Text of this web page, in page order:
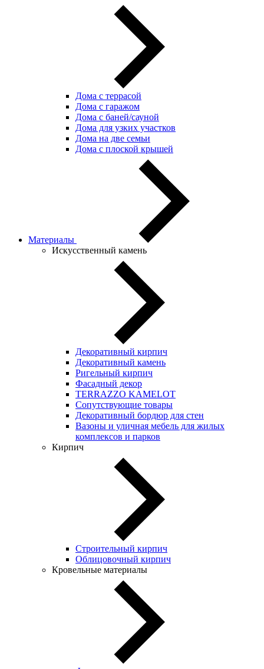
Дома с террасой
Дома с гаражом
Дома с баней/сауной
Дома для узких участков
Дома на две семьи
Дома с плоской крышей
Материалы
Искусственный камень
Декоративный кирпич
Декоративный камень
Ригельный кирпич
Фасадный декор
TERRAZZO KAMELOT
Сопутствующие товары
Декоративный бордюр для стен
Вазоны и уличная мебель для жилых
комплексов и парков
Кирпич
Строительный кирпич
Облицовочный кирпич
Кровельные материалы